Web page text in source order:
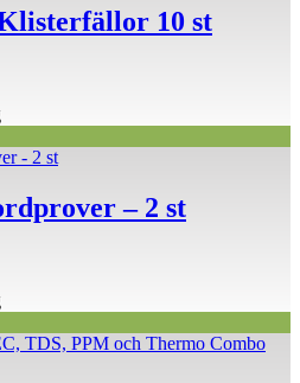
10 st
– 2 st